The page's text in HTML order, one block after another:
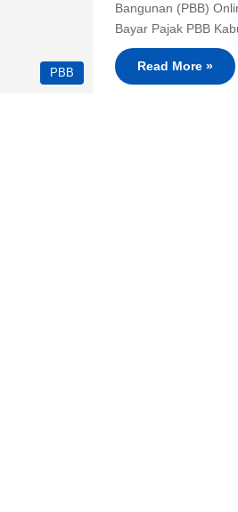
PBB
Bangunan (PBB)
Bayar Pajak PBB
Read More »